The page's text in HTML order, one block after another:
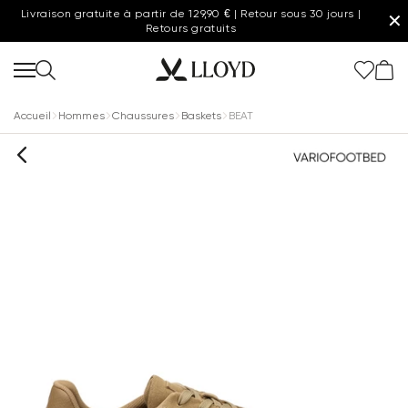
Livraison gratuite à partir de 129,90 € | Retour sous 30 jours |
Retours gratuits
✕
Accueil Hommes Chaussures Baskets BEAT